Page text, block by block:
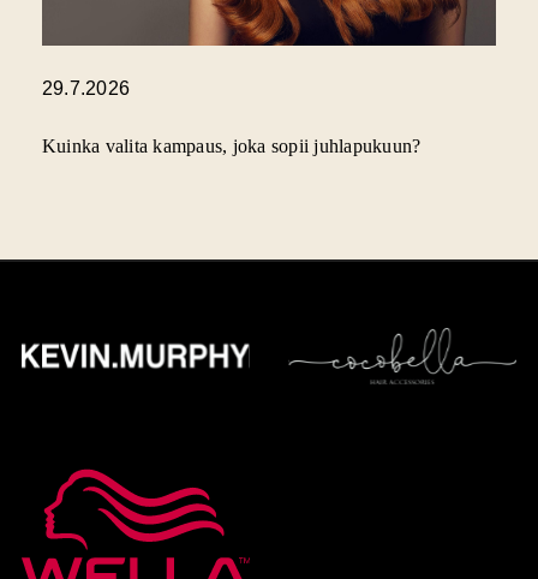
29.7.2026
Kuinka valita kampaus, joka sopii juhlapukuun?